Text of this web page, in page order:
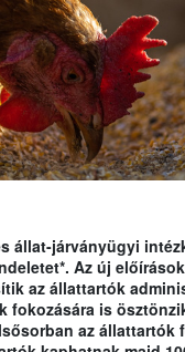
állat-járványügyi
Az új
az állattartók
fokozására is
az állattartók